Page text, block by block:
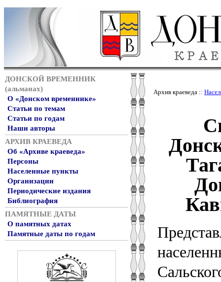
ДОНСКОЙ ВРЕМЕННИК
(альманах)
О «Донском временнике»
Статьи по темам
Статьи по годам
Наши авторы
АРХИВ КРАЕВЕДА
Об «Архиве краеведа»
Персоны
Населенные пункты
Организации
Периодические издания
Библиография
ПАМЯТНЫЕ ДАТЫ
О памятных датах
Памятные даты по годам
Архив краеведа ::